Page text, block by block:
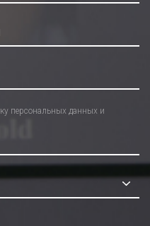
персональных данных и